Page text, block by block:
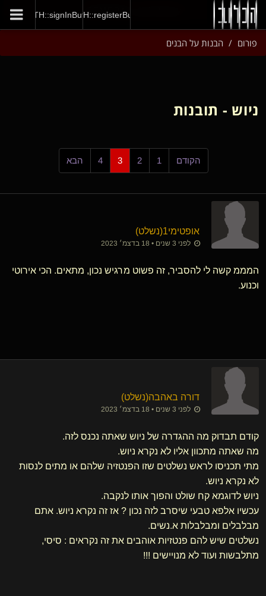
GENERAL::joinNow
AUTH::registerButton
AUTH::signInButton
פורום הבנות על הבנים
ניוש - תובנות
הקודם 1
2
3
4 הבא
אופטימי1​(נשלט)
לפני 3 שנים • 18 בדצמ׳ 2023
המממ קשה לי להסביר, זה פשוט מרגיש נכון, מתאים. הכי אירוטי
וכנוע.
דורה באהבה​(נשלט)
לפני 3 שנים • 18 בדצמ׳ 2023
קודם תבדוק מה ההגדרה של ניוש שאתה נכנס לזה.
מה שאתה מתכוון אליו לא נקרא ניוש.
מתי תכניסו לראש נשלטים שזו הפנטזיה שלהם או מתים לנסות
לא נקרא ניוש.
ניוש לדוגמא קח שולט והפוך אותו לנקבה.
עכשיו אלפא טבעי שיסרב לזה נכון ? אז זה נקרא ניוש. אתם
מבלבלים ומבלבלות א.נשים.
נשלטים שיש להם פנטזיות אוהבים את זה נקראים : סיסי,
מתלבשות ועוד לא מנויישים !!!